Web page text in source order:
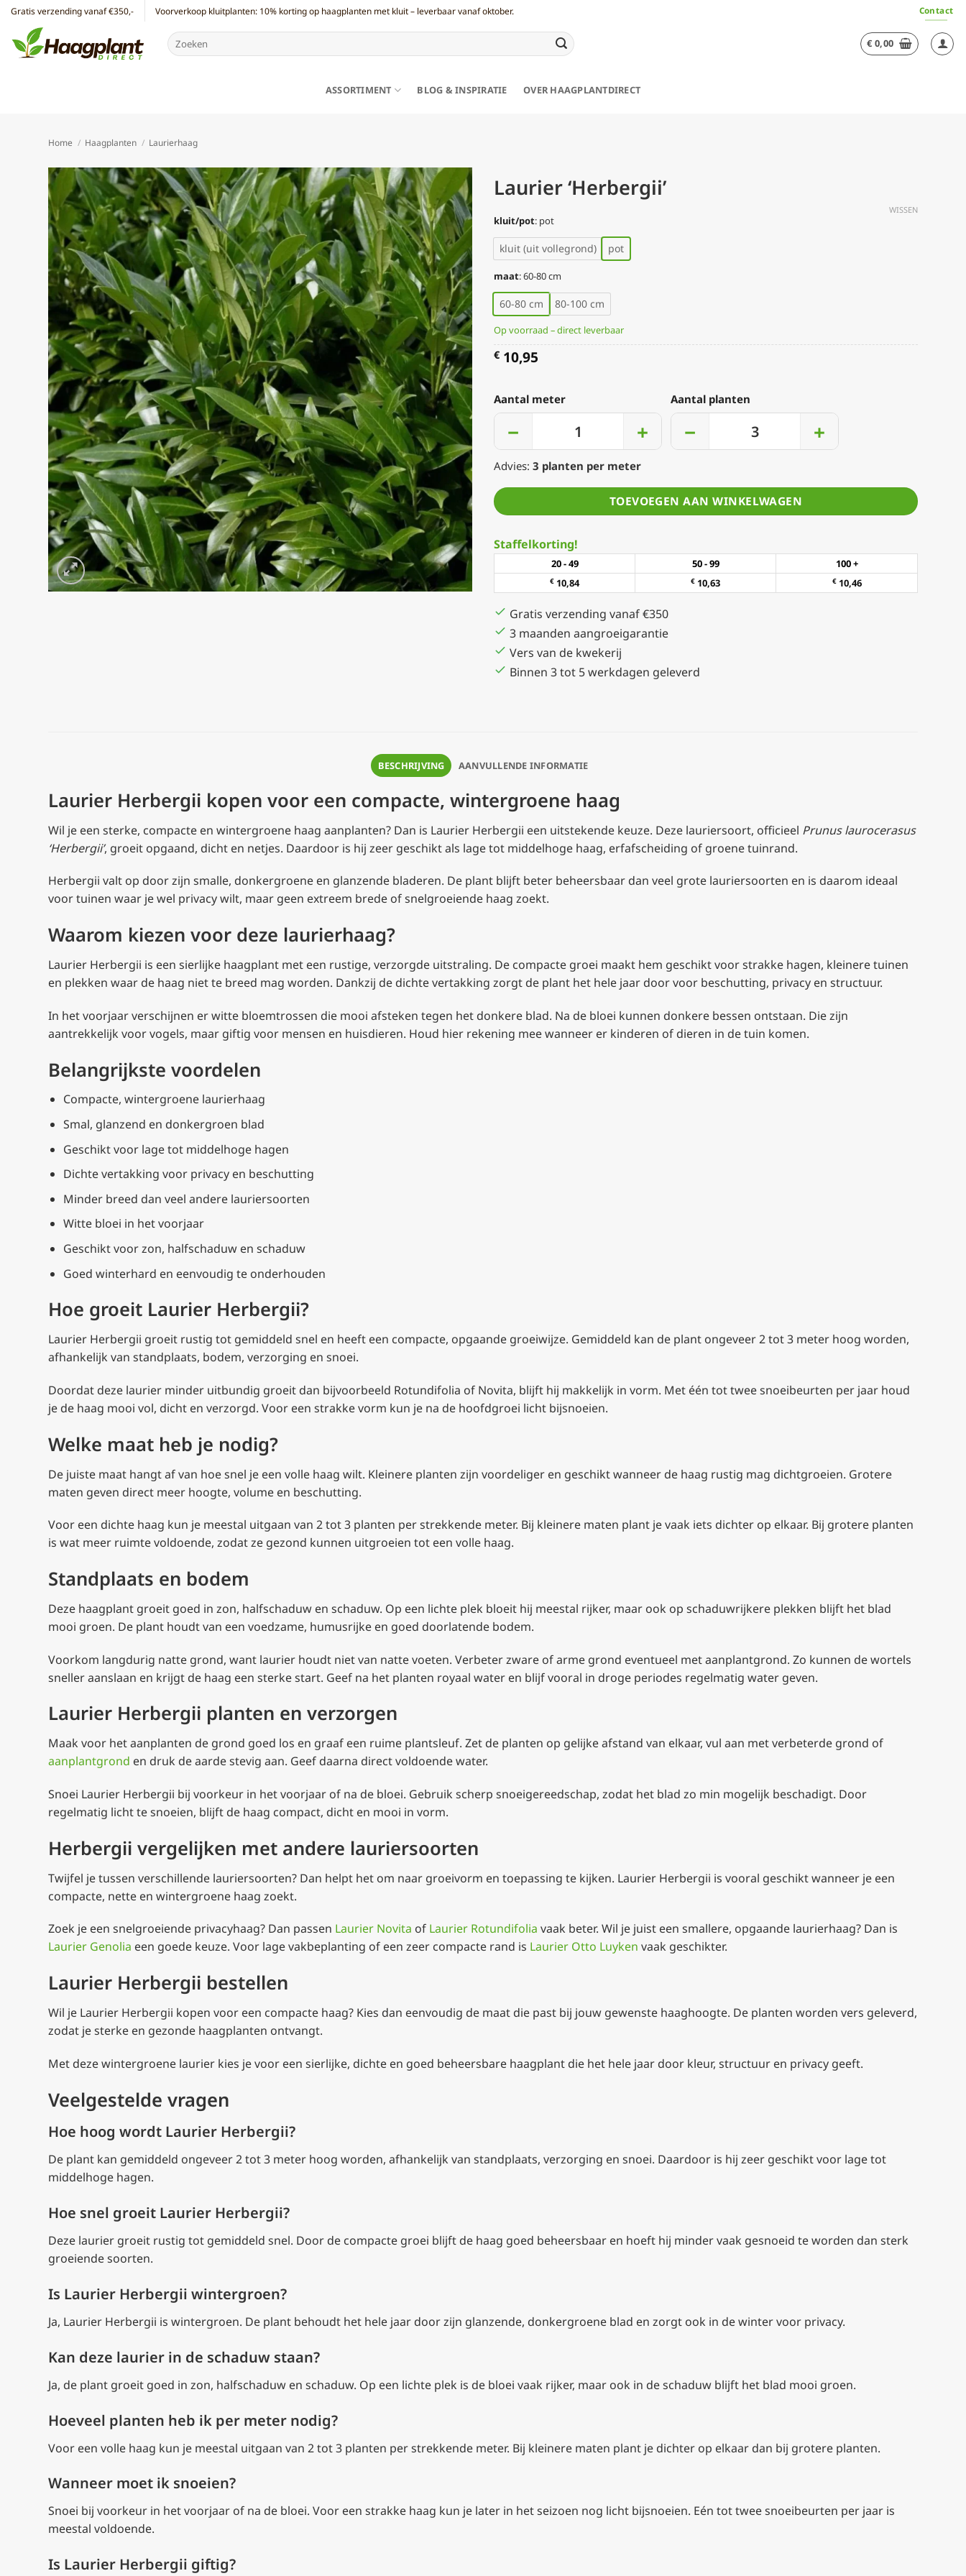
Ga
inhoud
Gratis verzending vanaf €350,- Voorverkoop kluitplanten: 10% korting op haagplanten met kluit – leverbaar vanaf oktober. Contact
Zoeken
naar:
€ 0,00
ASSORTIMENT BLOG & INSPIRATIE OVER HAAGPLANTDIRECT
Home / Haagplanten / Laurierhaag
Laurier ‘Herbergii’
kluit/pot: pot
kluit (uit vollegrond) pot
maat:60-80 cm
60-80 cm 80-100 cm
WISSEN
Op voorraad – direct leverbaar
€ 10,95
Aantal meter
− +
Aantal planten
− +
Advies: 3 planten per meter
TOEVOEGEN AAN WINKELWAGEN
Staffelkorting!
20 - 49 50 - 99 100 +
€ 10,84 € 10,63 €10,46
Gratis verzending vanaf €350
3 maanden aangroeigarantie
Vers van de kwekerij
Binnen 3 tot 5 werkdagen geleverd
BESCHRIJVING AANVULLENDE INFORMATIE
Laurier Herbergii kopen voor een compacte, wintergroene haag
Wil je een sterke, compacte en wintergroene haag aanplanten? Dan is Laurier Herbergii een uitstekende keuze. Deze lauriersoort, officieel Prunus laurocerasus
‘Herbergii’, groeit opgaand, dicht en netjes. Daardoor is hij zeer geschikt als lage tot middelhoge haag, erfafscheiding of groene tuinrand.
Herbergii valt op door zijn smalle, donkergroene en glanzende bladeren. De plant blijft beter beheersbaar dan veel grote lauriersoorten en is daarom ideaal
voor tuinen waar je wel privacy wilt, maar geen extreem brede of snelgroeiende haag zoekt.
Waarom kiezen voor deze laurierhaag?
Laurier Herbergii is een sierlijke haagplant met een rustige, verzorgde uitstraling. De compacte groei maakt hem geschikt voor strakke hagen, kleinere tuinen
en plekken waar de haag niet te breed mag worden. Dankzij de dichte vertakking zorgt de plant het hele jaar door voor beschutting, privacy en structuur.
In het voorjaar verschijnen er witte bloemtrossen die mooi afsteken tegen het donkere blad. Na de bloei kunnen donkere bessen ontstaan. Die zijn
aantrekkelijk voor vogels, maar giftig voor mensen en huisdieren. Houd hier rekening mee wanneer er kinderen of dieren in de tuin komen.
Belangrijkste voordelen
Compacte, wintergroene laurierhaag
Smal, glanzend en donkergroen blad
Geschikt voor lage tot middelhoge hagen
Dichte vertakking voor privacy en beschutting
Minder breed dan veel andere lauriersoorten
Witte bloei in het voorjaar
Geschikt voor zon, halfschaduw en schaduw
Goed winterhard en eenvoudig te onderhouden
Hoe groeit Laurier Herbergii?
Laurier Herbergii groeit rustig tot gemiddeld snel en heeft een compacte, opgaande groeiwijze. Gemiddeld kan de plant ongeveer 2 tot 3 meter hoog worden,
afhankelijk van standplaats, bodem, verzorging en snoei.
Doordat deze laurier minder uitbundig groeit dan bijvoorbeeld Rotundifolia of Novita, blijft hij makkelijk in vorm. Met één tot twee snoeibeurten per jaar houd
je de haag mooi vol, dicht en verzorgd. Voor een strakke vorm kun je na de hoofdgroei licht bijsnoeien.
Welke maat heb je nodig?
De juiste maat hangt af van hoe snel je een volle haag wilt. Kleinere planten zijn voordeliger en geschikt wanneer de haag rustig mag dichtgroeien. Grotere
maten geven direct meer hoogte, volume en beschutting.
Voor een dichte haag kun je meestal uitgaan van 2 tot 3 planten per strekkende meter. Bij kleinere maten plant je vaak iets dichter op elkaar. Bij grotere planten
is wat meer ruimte voldoende, zodat ze gezond kunnen uitgroeien tot een volle haag.
Standplaats en bodem
Deze haagplant groeit goed in zon, halfschaduw en schaduw. Op een lichte plek bloeit hij meestal rijker, maar ook op schaduwrijkere plekken blijft het blad
mooi groen. De plant houdt van een voedzame, humusrijke en goed doorlatende bodem.
Voorkom langdurig natte grond, want laurier houdt niet van natte voeten. Verbeter zware of arme grond eventueel met aanplantgrond. Zo kunnen de wortels
sneller aanslaan en krijgt de haag een sterke start. Geef na het planten royaal water en blijf vooral in droge periodes regelmatig water geven.
Laurier Herbergii planten en verzorgen
Maak voor het aanplanten de grond goed los en graaf een ruime plantsleuf. Zet de planten op gelijke afstand van elkaar, vul aan met verbeterde grond of
aanplantgrond en druk de aarde stevig aan. Geef daarna direct voldoende water.
Snoei Laurier Herbergii bij voorkeur in het voorjaar of na de bloei. Gebruik scherp snoeigereedschap, zodat het blad zo min mogelijk beschadigt. Door
regelmatig licht te snoeien, blijft de haag compact, dicht en mooi in vorm.
Herbergii vergelijken met andere lauriersoorten
Twijfel je tussen verschillende lauriersoorten? Dan helpt het om naar groeivorm en toepassing te kijken. Laurier Herbergii is vooral geschikt wanneer je een
compacte, nette en wintergroene haag zoekt.
Zoek je een snelgroeiende privacyhaag? Dan passen Laurier Novita of Laurier Rotundifolia vaak beter. Wil je juist een smallere, opgaande laurierhaag? Dan is
Laurier Genolia een goede keuze. Voor lage vakbeplanting of een zeer compacte rand is Laurier Otto Luyken vaak geschikter.
Laurier Herbergii bestellen
Wil je Laurier Herbergii kopen voor een compacte haag? Kies dan eenvoudig de maat die past bij jouw gewenste haaghoogte. De planten worden vers geleverd,
zodat je sterke en gezonde haagplanten ontvangt.
Met deze wintergroene laurier kies je voor een sierlijke, dichte en goed beheersbare haagplant die het hele jaar door kleur, structuur en privacy geeft.
Veelgestelde vragen
Hoe hoog wordt Laurier Herbergii?
De plant kan gemiddeld ongeveer 2 tot 3 meter hoog worden, afhankelijk van standplaats, verzorging en snoei. Daardoor is hij zeer geschikt voor lage tot
middelhoge hagen.
Hoe snel groeit Laurier Herbergii?
Deze laurier groeit rustig tot gemiddeld snel. Door de compacte groei blijft de haag goed beheersbaar en hoeft hij minder vaak gesnoeid te worden dan sterk
groeiende soorten.
Is Laurier Herbergii wintergroen?
Ja, Laurier Herbergii is wintergroen. De plant behoudt het hele jaar door zijn glanzende, donkergroene blad en zorgt ook in de winter voor privacy.
Kan deze laurier in de schaduw staan?
Ja, de plant groeit goed in zon, halfschaduw en schaduw. Op een lichte plek is de bloei vaak rijker, maar ook in de schaduw blijft het blad mooi groen.
Hoeveel planten heb ik per meter nodig?
Voor een volle haag kun je meestal uitgaan van 2 tot 3 planten per strekkende meter. Bij kleinere maten plant je dichter op elkaar dan bij grotere planten.
Wanneer moet ik snoeien?
Snoei bij voorkeur in het voorjaar of na de bloei. Voor een strakke haag kun je later in het seizoen nog licht bijsnoeien. Eén tot twee snoeibeurten per jaar is
meestal voldoende.
Is Laurier Herbergii giftig?